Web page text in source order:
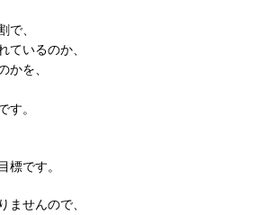
で、
ているのか、
かを、
す。
標です。
ませんので、